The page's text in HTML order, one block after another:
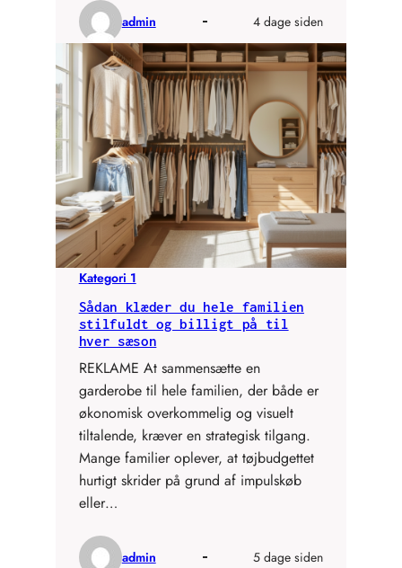
admin 4 dage siden
Kategori 1
Sådan klæder du hele familien
stilfuldt og billigt på til
hver sæson
REKLAME At sammensætte en
garderobe til hele familien, der både er
økonomisk overkommelig og visuelt
tiltalende, kræver en strategisk tilgang.
Mange familier oplever, at tøjbudgettet
hurtigt skrider på grund af impulskøb
eller…
admin 5 dage siden